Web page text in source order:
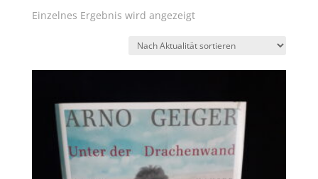
Einzelnes Ergebnis wird angezeigt